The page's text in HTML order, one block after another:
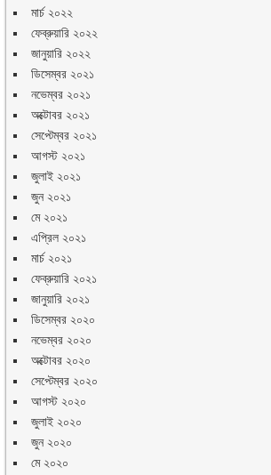
মার্চ ২০২২
ফেব্রুয়ারি ২০২২
জানুয়ারি ২০২২
ডিসেম্বর ২০২১
নভেম্বর ২০২১
অক্টোবর ২০২১
সেপ্টেম্বর ২০২১
আগস্ট ২০২১
জুলাই ২০২১
জুন ২০২১
মে ২০২১
এপ্রিল ২০২১
মার্চ ২০২১
ফেব্রুয়ারি ২০২১
জানুয়ারি ২০২১
ডিসেম্বর ২০২০
নভেম্বর ২০২০
অক্টোবর ২০২০
সেপ্টেম্বর ২০২০
আগস্ট ২০২০
জুলাই ২০২০
জুন ২০২০
মে ২০২০